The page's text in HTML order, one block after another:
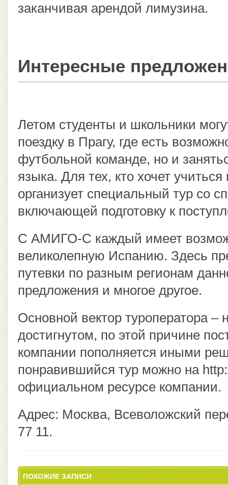
заканчивая арендой лимузина.
Интересные
Летом студенты и школьники
поездку в Прагу, где есть
футбольной команде, но и
языка. Для тех, кто хочет
организует специальный тур со
включающей подготовку к
С АМИГО-С каждый имеет
великолепную Испанию. Здесь
путевки по разным регионам
предложения и многое другое.
Основной вектор туроператора –
достигнутом, по этой причине
компании пополняется иными
понравившийся тур можно на
официальном ресурсе компании.
Адрес: Москва, Всеволожский
77 11.
ПОХОЖИЕ ЗАПИСИ